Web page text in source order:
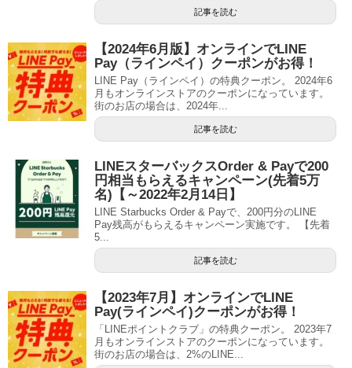
記事を読む
【2024年6月版】オンラインでLINE
Pay（ラインペイ）クーポンがお得！
LINE Pay（ラインペイ）の特典クーポン。 2024年6
月もオンラインストアのクーポンになっています。
街のお店の場合は、2024年...
記事を読む
LINEスターバックスOrder & Payで200
円相当もらえるキャンペーン(先着5万
名)【～2022年2月14日】
LINE Starbucks Order & Payで、200円分のLINE
Pay残高がもらえるキャンペーン実施です。 【先着
5...
記事を読む
【2023年7月】オンラインでLINE
Pay(ラインペイ)クーポンがお得！
「LINEポイントクラブ」の特典クーポン。 2023年7
月もオンラインストアのクーポンになっています。
街のお店の場合は、2%のLINE...